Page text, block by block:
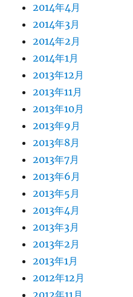
2014年4月
2014年3月
2014年2月
2014年1月
2013年12月
2013年11月
2013年10月
2013年9月
2013年8月
2013年7月
2013年6月
2013年5月
2013年4月
2013年3月
2013年2月
2013年1月
2012年12月